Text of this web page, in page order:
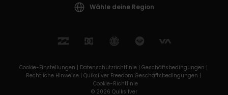
Wähle deine Region
Cookie-Einstellungen | Datenschutzrichtlinie | Geschäftsbedingungen |
Rechtliche Hinweise | Quiksilver Freedom Geschäftsbedingungen |
Cookie-Richtlinie
© 2026 Quiksilver